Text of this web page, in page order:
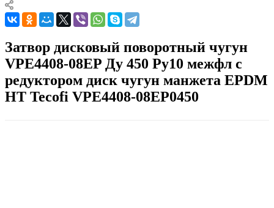
Затвор дисковый поворотный чугун
VPE4408-08EP Ду 450 Ру10 межфл с
редуктором диск чугун манжета EPDM
HT Tecofi VPE4408-08EP0450